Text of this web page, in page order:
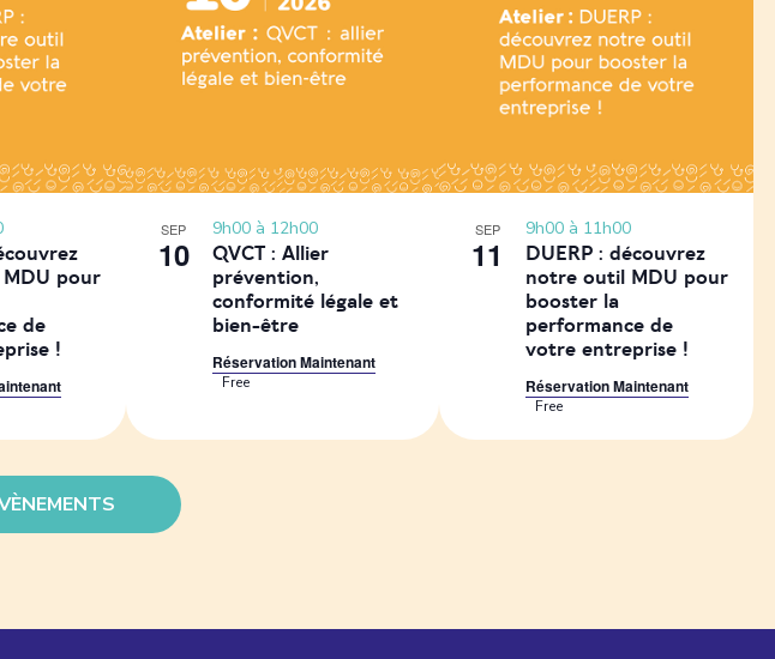
pour
de
!
SEP
10
9h00 à 12h00
QVCT : Allier
prévention,
conformité légale et
bien-être
Réservation Maintenant
Free
SEP
11
9h00 à 11h00
DUERP : découvrez
notre outil MDU pour
booster la
performance de
votre entreprise !
Réservation Maintenant
Free